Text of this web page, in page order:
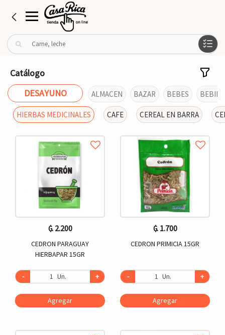
B
u
r
p
Catálogo
DESAYUNO
ALMACEN BAZAR BEBES
HIERBAS MEDICINALES CAFE CEREAL EN BARRA
₲. 2.200
CEDRON PARAGUAY
HIERBAPAR 15GR
- Un. +
Agregar
₲. 1.700
CEDRON PRIMICIA 15GR
- Un. +
Agregar